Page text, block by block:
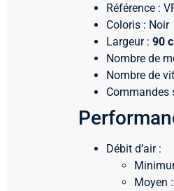
Référence :
Coloris : Noir
Largeur : 90
Nombre de
Nombre de
Commandes
Débit d’air :
Moyen :